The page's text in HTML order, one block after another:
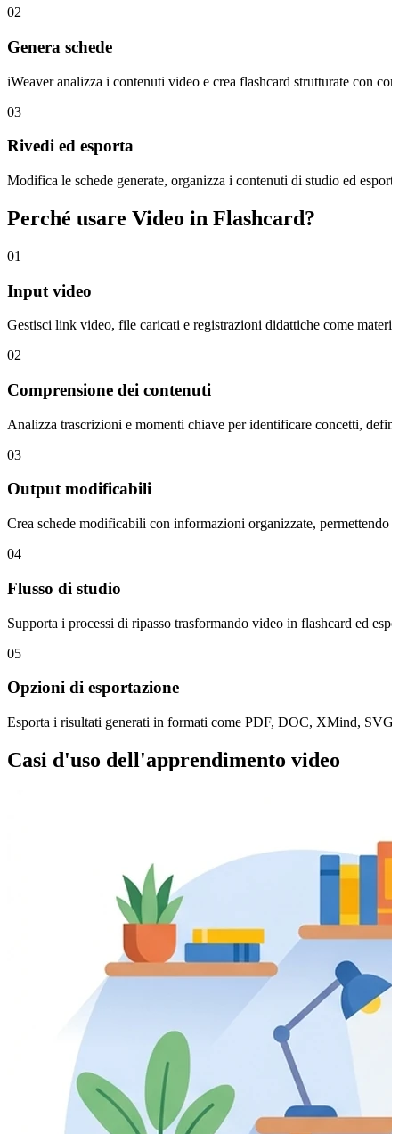
02
Genera schede
iWeaver analizza i contenuti video e crea flashcard strutturate con
03
Rivedi ed esporta
Modifica le schede generate, organizza i contenuti di studio ed
Perché usare Video in Flashcard?
01
Input video
Gestisci link video, file caricati e registrazioni didattiche come
02
Comprensione dei contenuti
Analizza trascrizioni e momenti chiave per identificare concetti,
03
Output modificabili
Crea schede modificabili con informazioni organizzate,
04
Flusso di studio
Supporta i processi di ripasso trasformando video in flashcard ed
05
Opzioni di esportazione
Esporta i risultati generati in formati come PDF, DOC, XMind,
Casi d'uso dell'apprendimento video